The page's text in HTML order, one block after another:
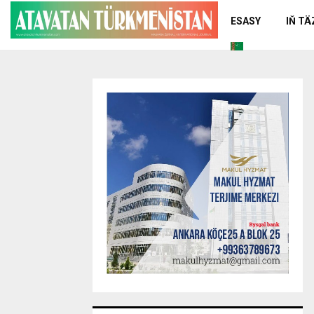
ESASY IŇ